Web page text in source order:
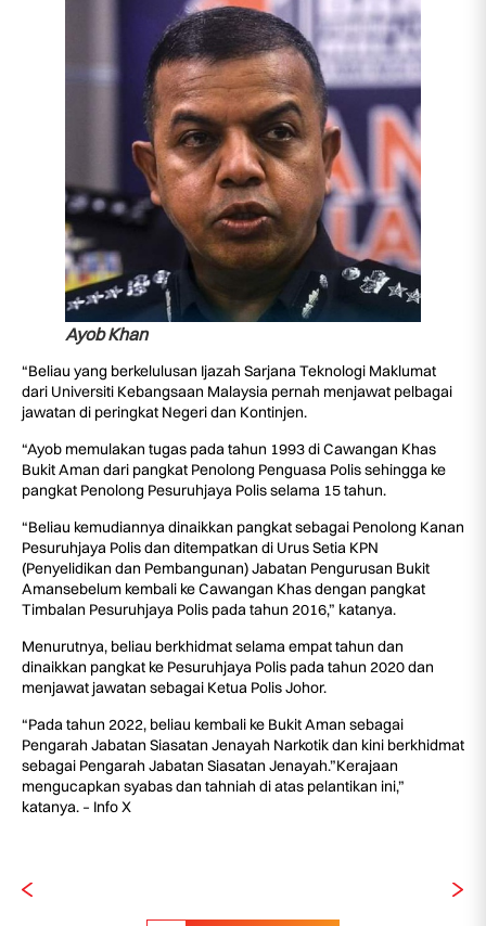
Ayob Khan
“Beliau yang berkelulusan Ijazah Sarjana Teknologi Maklumat
dari Universiti Kebangsaan Malaysia pernah menjawat pelbagai
jawatan di peringkat Negeri dan Kontinjen.
“Ayob memulakan tugas pada tahun 1993 di Cawangan Khas
Bukit Aman dari pangkat Penolong Penguasa Polis sehingga ke
pangkat Penolong Pesuruhjaya Polis selama 15 tahun.
“Beliau kemudiannya dinaikkan pangkat sebagai Penolong Kanan
Pesuruhjaya Polis dan ditempatkan di Urus Setia KPN
(Penyelidikan dan Pembangunan) Jabatan Pengurusan Bukit
Amansebelum kembali ke Cawangan Khas dengan pangkat
Timbalan Pesuruhjaya Polis pada tahun 2016,” katanya.
Menurutnya, beliau berkhidmat selama empat tahun dan
dinaikkan pangkat ke Pesuruhjaya Polis pada tahun 2020 dan
menjawat jawatan sebagai Ketua Polis Johor.
“Pada tahun 2022, beliau kembali ke Bukit Aman sebagai
Pengarah Jabatan Siasatan Jenayah Narkotik dan kini berkhidmat
sebagai Pengarah Jabatan Siasatan Jenayah.”Kerajaan
mengucapkan syabas dan tahniah di atas pelantikan ini,”
katanya. – Info X